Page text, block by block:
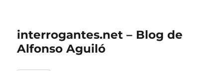
interrogantes.net – Blog de
Alfonso Aguiló